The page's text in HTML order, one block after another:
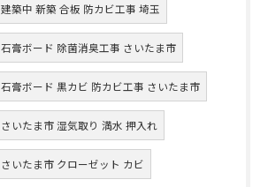
建築中 新築 合板 防カビ工事 埼玉
石膏ボード 除菌消臭工事 さいたま市
石膏ボード 黒カビ 防カビ工事 さいたま市
さいたま市 湿気取り 満水 押入れ
さいたま市 クローゼット カビ